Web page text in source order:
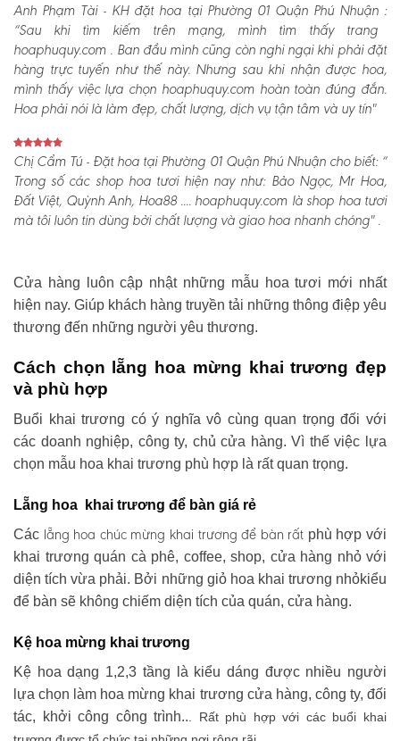
Anh Phạm Tài - KH đặt hoa tại Phường 01 Quận Phú Nhuận :
“Sau khi tìm kiếm trên mạng, mình tìm thấy trang
hoaphuquy.com . Ban đầu mình cũng còn nghi ngại khi phải đặt
hàng trực tuyến như thế này. Nhưng sau khi nhận được hoa,
mình thấy việc lựa chọn hoaphuquy.com hoàn toàn đúng đắn.
Hoa phải nói là làm đẹp, chất lượng, dịch vụ tận tâm và uy tín"
Chị Cẩm Tú - Đặt hoa tại Phường 01 Quận Phú Nhuận cho biết:“
Trong số các shop hoa tươi hiện nay như: Bảo Ngọc, Mr Hoa,
Đất Việt, Quỳnh Anh, Hoa88 .... hoaphuquy.com là shop hoa tươi
mà tôi luôn tin dùng bởi chất lượng và giao hoa nhanh chóng" .
Cửa hàng luôn cập nhật những mẫu hoa tươi mới nhất
hiện nay. Giúp khách hàng truyền tải những thông điệp yêu
thương đến những người yêu thương.
Cách chọn lẵng hoa mừng khai trương đẹp
và phù hợp
Buổi khai trương có ý nghĩa vô cùng quan trọng đối với
các doanh nghiệp, công ty, chủ cửa hàng. Vì thế việc lựa
chọn mẫu hoa khai trương phù hợp là rất quan trọng.
Lẵng hoa khai trương để bàn giá rẻ
Các lẵng hoa chúc mừng khai trương để bàn rất phù hợp với
khai trương quán cà phê, coffee, shop, cửa hàng nhỏ với
diện tích vừa phải. Bởi những giỏ hoa khai trương nhỏkiểu
để bàn sẽ không chiếm diện tích của quán, cửa hàng.
Kệ hoa mừng khai trương
Kệ hoa dạng 1,2,3 tầng là kiểu dáng được nhiều người
lựa chọn làm hoa mừng khai trương cửa hàng, công ty, đối
tác, khởi công công trình.. . Rất phù hợp với các buổi khai